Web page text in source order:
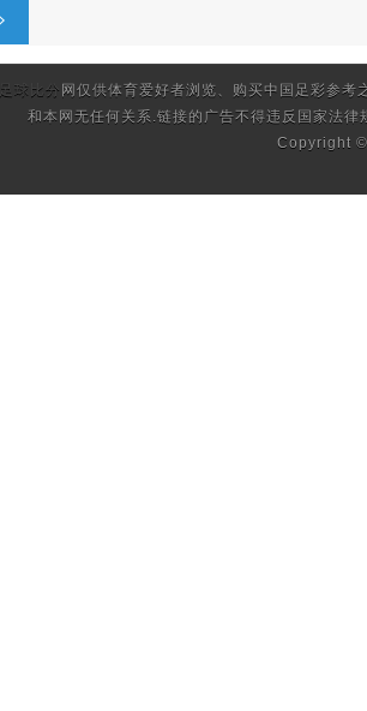
足球比分 网仅供体育爱好者浏览、购买中国足彩参
和本网无任何关系.链接的广告不得违反国家法律
Copyright